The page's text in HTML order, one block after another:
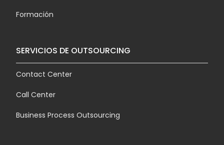
Formación
SERVICIOS DE OUTSOURCING
Contact Center
Call Center
Business Process Outsourcing